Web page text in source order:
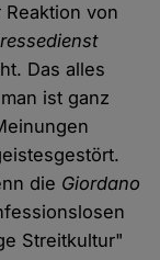
von
Das alles
ist ganz
die Giordano
Streitkultur"